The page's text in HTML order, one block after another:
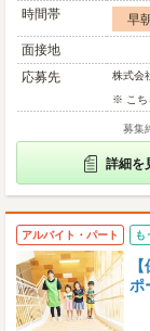
時間帯
早朝
面接地
応募先
株式会
※ こち
募集
詳細を
アルバイト・パート も
ポ